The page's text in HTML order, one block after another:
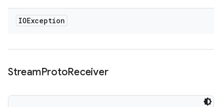
IOException
StreamProtoReceiver